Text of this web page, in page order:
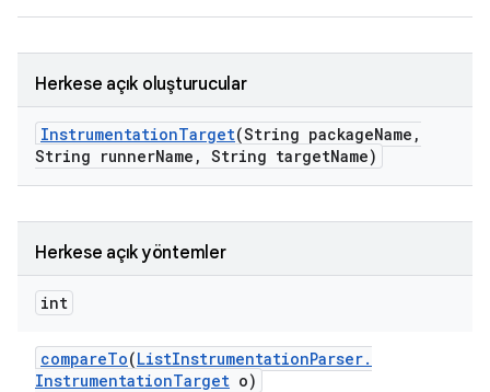
Herkese açık oluşturucular
InstrumentationTarget(String packageName ,
String runnerName , String targetName)
Herkese açık yöntemler
int
compareTo(ListInstrumentationParser.
InstrumentationTarget o)